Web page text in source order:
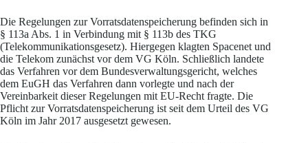
Die Regelungen zur Vorratsdatenspeicherung befinden sich in
§ 113a Abs. 1 in Verbindung mit § 113b des TKG
(Telekommunikationsgesetz). Hiergegen klagten Spacenet und
die Telekom zunächst vor dem VG Köln. Schließlich landete
das Verfahren vor dem Bundesverwaltungsgericht, welches
dem EuGH das Verfahren dann vorlegte und nach der
Vereinbarkeit dieser Regelungen mit EU-Recht fragte. Die
Pflicht zur Vorratsdatenspeicherung ist seit dem Urteil des VG
Köln im Jahr 2017 ausgesetzt gewesen.